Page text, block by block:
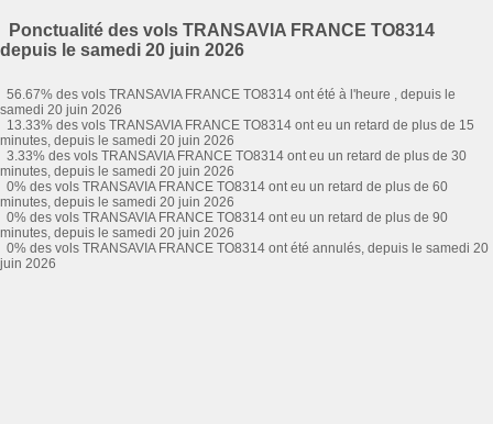
Ponctualité des vols TRANSAVIA FRANCE TO8314
depuis le samedi 20 juin 2026
56.67% des vols TRANSAVIA FRANCE TO8314 ont été à l'heure , depuis le
samedi 20 juin 2026
13.33% des vols TRANSAVIA FRANCE TO8314 ont eu un retard de plus de 15
minutes, depuis le samedi 20 juin 2026
3.33% des vols TRANSAVIA FRANCE TO8314 ont eu un retard de plus de 30
minutes, depuis le samedi 20 juin 2026
0% des vols TRANSAVIA FRANCE TO8314 ont eu un retard de plus de 60
minutes, depuis le samedi 20 juin 2026
0% des vols TRANSAVIA FRANCE TO8314 ont eu un retard de plus de 90
minutes, depuis le samedi 20 juin 2026
0% des vols TRANSAVIA FRANCE TO8314 ont été annulés, depuis le samedi 20
juin 2026